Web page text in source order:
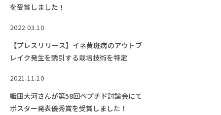
を受賞しました！
2022.03.10
【プレスリリース】イネ黄斑病のアウトブ
レイク発生を誘引する栽培技術を特定
2021.11.10
織田大河さんが第58回ペプチド討論会にて
ポスター発表優秀賞を受賞しました！